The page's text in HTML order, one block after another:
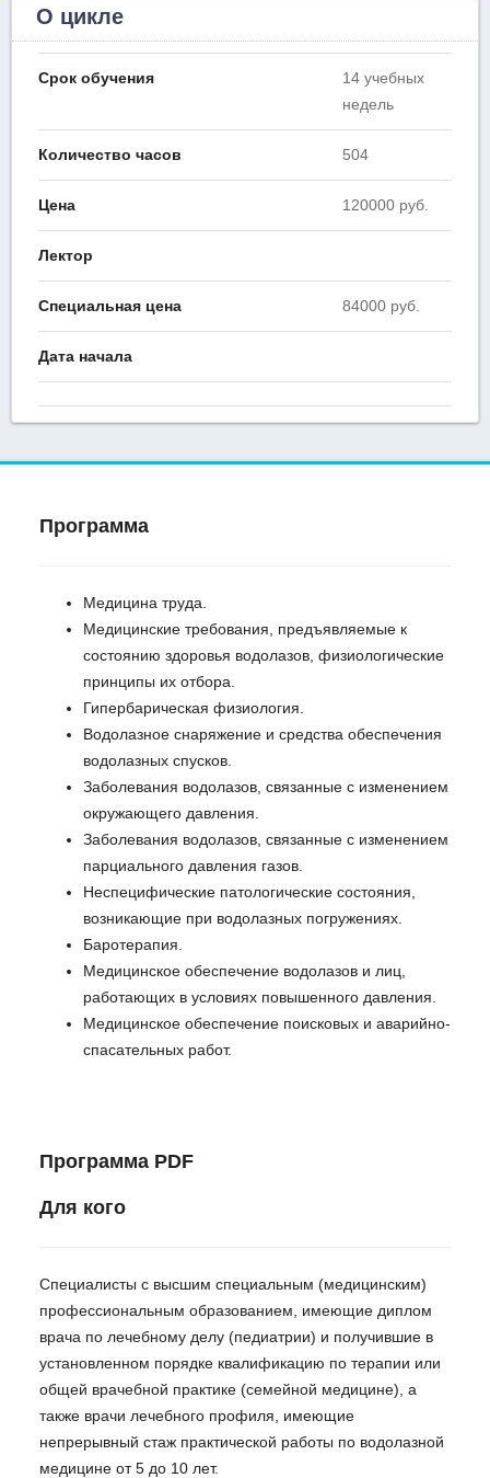
О цикле
Срок обучения
14 учебных
недель
Количество часов 504
Цена 120000 руб.
Лектор
Специальная цена 84000 руб.
Дата начала
Программа
Медицина труда.
Медицинские требования, предъявляемые к
состоянию здоровья водолазов, физиологические
принципы их отбора.
Гипербарическая физиология.
Водолазное снаряжение и средства обеспечения
водолазных спусков.
Заболевания водолазов, связанные с изменением
окружающего давления.
Заболевания водолазов, связанные с изменением
парциального давления газов.
Неспецифические патологические состояния,
возникающие при водолазных погружениях.
Баротерапия.
Медицинское обеспечение водолазов и лиц,
работающих в условиях повышенного давления.
Медицинское обеспечение поисковых и аварийно-
спасательных работ.
Программа PDF
Для кого
Специалисты с высшим специальным (медицинским)
профессиональным образованием, имеющие диплом
врача по лечебному делу (педиатрии) и получившие в
установленном порядке квалификацию по терапии или
общей врачебной практике (семейной медицине), а
также врачи лечебного профиля, имеющие
непрерывный стаж практической работы по водолазной
медицине от 5 до 10 лет.